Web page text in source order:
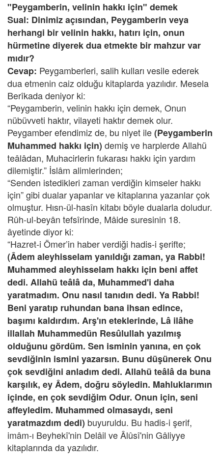
"Peygamberin, velinin hakkı için" demek
Sual: Dinimiz açısından, Peygamberin veya
herhangi bir velinin hakkı, hatırı için, onun
hürmetine diyerek dua etmekte bir mahzur var
mıdır?
Cevap: Peygamberleri, salih kulları vesile ederek
dua etmenin caiz olduğu kitaplarda yazılıdır. Mesela
Berîkada deniyor ki:
“Peygamberin, velinin hakkı için demek, Onun
nübüvveti haktır, vilayeti haktır demek olur.
Peygamber efendimiz de, bu niyet ile(Peygamberin
Muhammed hakkı için) demiş ve harplerde Allahü
teâlâdan, Muhacirlerin fukarası hakkı için yardım
dilemiştir.” İslâm alimlerinden;
“Senden istedikleri zaman verdiğin kimseler hakkı
için” gibi dualar yapanlar ve kitaplarına yazanlar çok
olmuştur. Hısn-ül-hasîn kitabı böyle dualarla doludur.
Rûh-ul-beyân tefsîrinde, Mâide suresinin 18.
âyetinde diyor ki:
“Hazret-i Ömer’in haber verdiği hadis-i şerifte;
(Âdem aleyhisselam yanıldığı zaman, ya Rabbi!
Muhammed aleyhisselam hakkı için beni affet
dedi. Allahü teâlâ da, Muhammed'i daha
yaratmadım. Onu nasıl tanıdın dedi. Ya Rabbi!
Beni yaratıp ruhundan bana ihsan edince,
başımı kaldırdım. Arş'ın eteklerinde, Lâ ilâhe
illallah Muhammedün Resûlullah yazılmış
olduğunu gördüm. Sen isminin yanına, en çok
sevdiğinin ismini yazarsın. Bunu düşünerek Onu
çok sevdiğini anladım dedi. Allahü teâlâ da buna
karşılık, ey Âdem, doğru söyledin. Mahluklarımın
içinde, en çok sevdiğim Odur. Onun için, seni
affeyledim. Muhammed olmasaydı, seni
yaratmazdım dedi) buyuruldu. Bu hadis-i şerif,
imâm-ı Beyhekî'nin Delâil ve Âlûsî'nin Gâliyye
kitaplarında da yazılıdır.